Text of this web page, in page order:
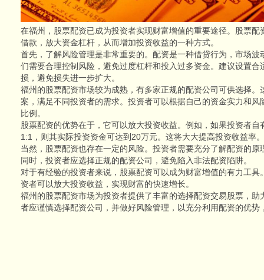
在福州，股票配资已成为投资者实现财富增值的重要途径。股票配
借款，放大资金杠杆，从而增加投资收益的一种方式。
首先，了解风险管理是非常重要的。配资是一种借贷行为，市场波
们需要合理控制风险，避免过度杠杆和投入过多资金。建议设置合
损，避免损失进一步扩大。
福州的股票配资市场较为成熟，有多家正规的配资公司可供选择。
案，满足不同投资者的需求。投资者可以根据自己的资金实力和风
比例。
股票配资的优势在于，它可以放大投资收益。例如，如果投资者
1:1，则其实际投资资金可达到20万元。这将大大提高投资收益率。
当然，股票配资也存在一定的风险。投资者需要充分了解配资的
同时，投资者应选择正规的配资公司，避免陷入非法配资陷阱。
对于有经验的投资者来说，股票配资可以成为财富增值的有力工
资者可以放大投资收益，实现财富的快速增长。
福州的股票配资市场为投资者提供了丰富的选择配资交易股票，助
者应谨慎选择配资公司，并做好风险管理，以充分利用配资的优势